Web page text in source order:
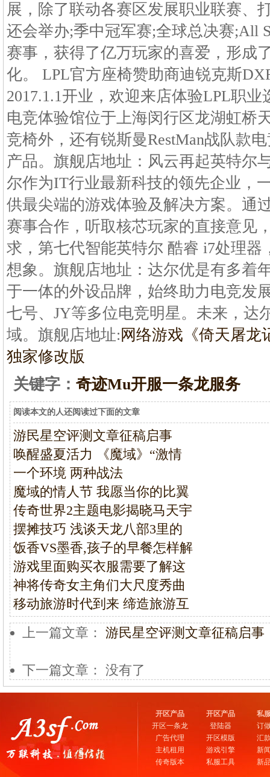
展，除了联动各赛区发展职业联赛、
还会举办;季中冠军赛;全球总决赛;All
赛事，获得了亿万玩家的喜爱，形成
化。 LPL官方座椅赞助商迪锐克斯
2017.1.1开业，欢迎来店体验LPL职业
电竞体验馆位于上海闵行区龙湖虹桥
竞椅外，还有锐斯曼RestMan战队款
产品。旗舰店地址：风云再起英特尔
尔作为IT行业最新科技的领先企业，
供最尖端的游戏体验及解决方案。通
赛事合作，听取核芯玩家的直接意见
求，第七代智能英特尔 酷睿 i7处理器
想象。旗舰店地址：达尔优是有多着
于一体的外设品牌，始终助力电竞发
七号、JY等多位电竞明星。未来，达
域。旗舰店地址: 网络游戏《倚天屠龙
独家修改版
关键字： 奇迹Mu开服一条龙服务
阅读本文的人还阅读过下面的文章
游民星空评测文章征稿启事
唤醒盛夏活力 《魔域》“激情
一个环境 两种战法
魔域的情人节 我愿当你的比翼
传奇世界2主题电影揭晓马天宇
摆摊技巧 浅谈天龙八部3里的
饭香VS墨香,孩子的早餐怎样解
游戏里面购买衣服需要了解这
神将传奇女主角们大尺度秀曲
移动旅游时代到来 缔造旅游互
上一篇文章： 游民星空评测文章征稿启事
下一篇文章： 没有了
开区产品
开区一条龙
广告代理
主机租用
传奇版本
开区产品
登陆器
开区模版
游戏引擎
私服工具
私
订
汇
新
新